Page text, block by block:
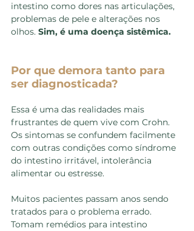
intestino como dores nas articulações,
problemas de pele e alterações nos
olhos. Sim, é uma doença sistêmica.
Por que demora tanto para
ser diagnosticada?
Essa é uma das realidades mais
frustrantes de quem vive com Crohn.
Os sintomas se confundem facilmente
com outras condições como síndrome
do intestino irritável, intolerância
alimentar ou estresse.
Muitos pacientes passam anos sendo
tratados para o problema errado.
Tomam remédios para intestino